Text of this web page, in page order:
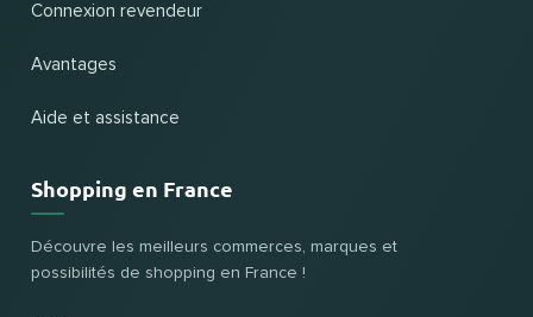
Connexion revendeur
Avantages
Aide et assistance
Shopping en France
Découvre les meilleurs commerces, marques et
possibilités de shopping en France !